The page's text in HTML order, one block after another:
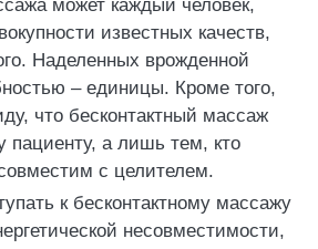
может каждый человек,
известных качеств,
Наделенных врожденной
– единицы. Кроме того,
что бесконтактный массаж
пациенту, а лишь тем, кто
с целителем.
к бесконтактному массажу
несовместимости,